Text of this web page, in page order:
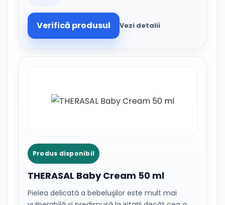
Verifică produsul Vezi detalii
Produs disponibil
THERASAL Baby Cream 50 ml
Pielea delicată a bebeluşilor este mult mai